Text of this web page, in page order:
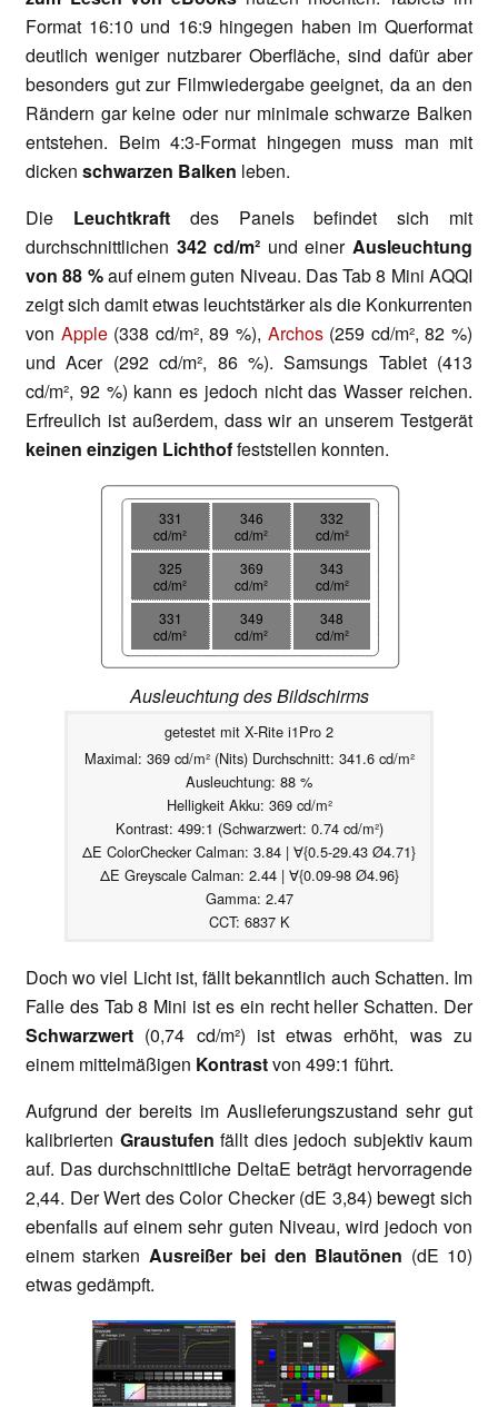
Format 16:10 und 16:9 hingegen haben im Querformat
deutlich weniger nutzbarer Oberfläche, sind dafür aber
besonders gut zur Filmwiedergabe geeignet, da an den
Rändern gar keine oder nur minimale schwarze Balken
entstehen. Beim 4:3-Format hingegen muss man mit
dicken schwarzen Balken leben.
Die Leuchtkraft des Panels befindet sich mit
durchschnittlichen 342 cd/m² und einer Ausleuchtung
von 88 %auf einem guten Niveau. Das Tab 8 Mini AQQI
zeigt sich damit etwas leuchtstärker als die Konkurrenten
von Apple(338 cd/m², 89 %), Archos(259 cd/m², 82 %)
und Acer (292 cd/m², 86 %). Samsungs Tablet (413
cd/m², 92 %) kann es jedoch nicht das Wasser reichen.
Erfreulich ist außerdem, dass wir an unserem Testgerät
keinen einzigen Lichthoffeststellen konnten.
331
cd/m²
346
cd/m²
332
cd/m²
325
cd/m²
369
cd/m²
343
cd/m²
331
cd/m²
349
cd/m²
348
cd/m²
Ausleuchtung des Bildschirms
getestet mit X-Rite i1Pro 2
Maximal: 369 cd/m² (Nits) Durchschnitt: 341.6 cd/m²
Ausleuchtung: 88 %
Helligkeit Akku: 369 cd/m²
Kontrast: 499:1 (Schwarzwert: 0.74 cd/m²)
ΔE ColorChecker Calman: 3.84 | ∀{0.5-29.43 Ø4.71}
ΔE Greyscale Calman: 2.44 | ∀{0.09-98 Ø4.96}
Gamma: 2.47
CCT: 6837 K
Doch wo viel Licht ist, fällt bekanntlich auch Schatten. Im
Falle des Tab 8 Mini ist es ein recht heller Schatten. Der
Schwarzwert (0,74 cd/m²) ist etwas erhöht, was zu
einem mittelmäßigen Kontrastvon 499:1 führt.
Aufgrund der bereits im Auslieferungszustand sehr gut
kalibrierten Graustufen fällt dies jedoch subjektiv kaum
auf. Das durchschnittliche DeltaE beträgt hervorragende
2,44. Der Wert des Color Checker (dE 3,84) bewegt sich
ebenfalls auf einem sehr guten Niveau, wird jedoch von
einem starken Ausreißer bei den Blautönen (dE 10)
etwas gedämpft.